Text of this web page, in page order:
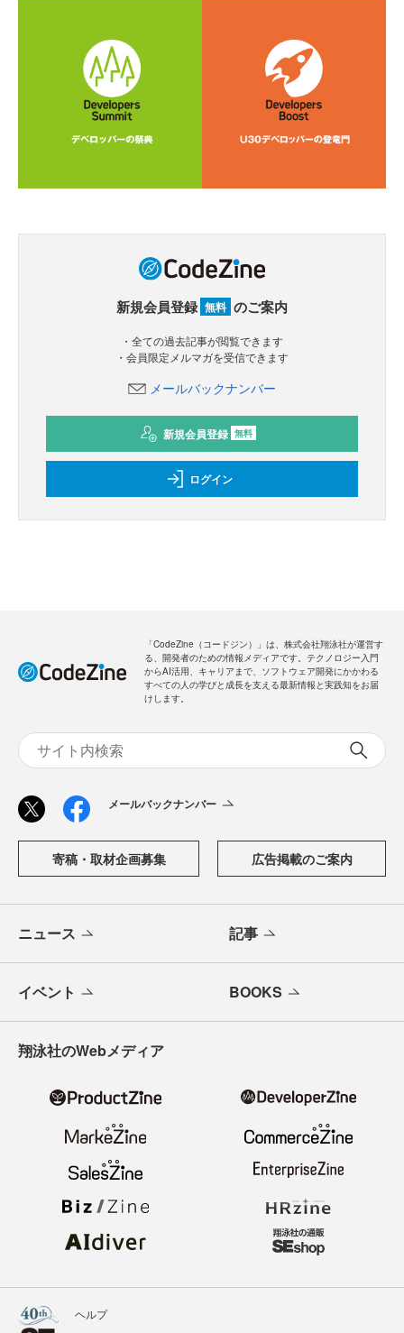
新規会員登録 無料 のご案内
・全ての過去記事が閲覧できます
・会員限定メルマガを受信できます
メールバックナンバー
新規会員登録 無料
ログイン
「CodeZine（コードジン）」は、株式会社翔泳社が運営す
る、開発者のための情報メディアです。テクノロジー入門
からAI活用、キャリアまで、ソフトウェア開発にかかわる
すべての人の学びと成長を支える最新情報と実践知をお届
けします。
メールバックナンバー
寄稿・取材企画募集 広告掲載のご案内
ニュース 記事
イベント BOOKS
翔泳社のWebメディア
ヘルプ